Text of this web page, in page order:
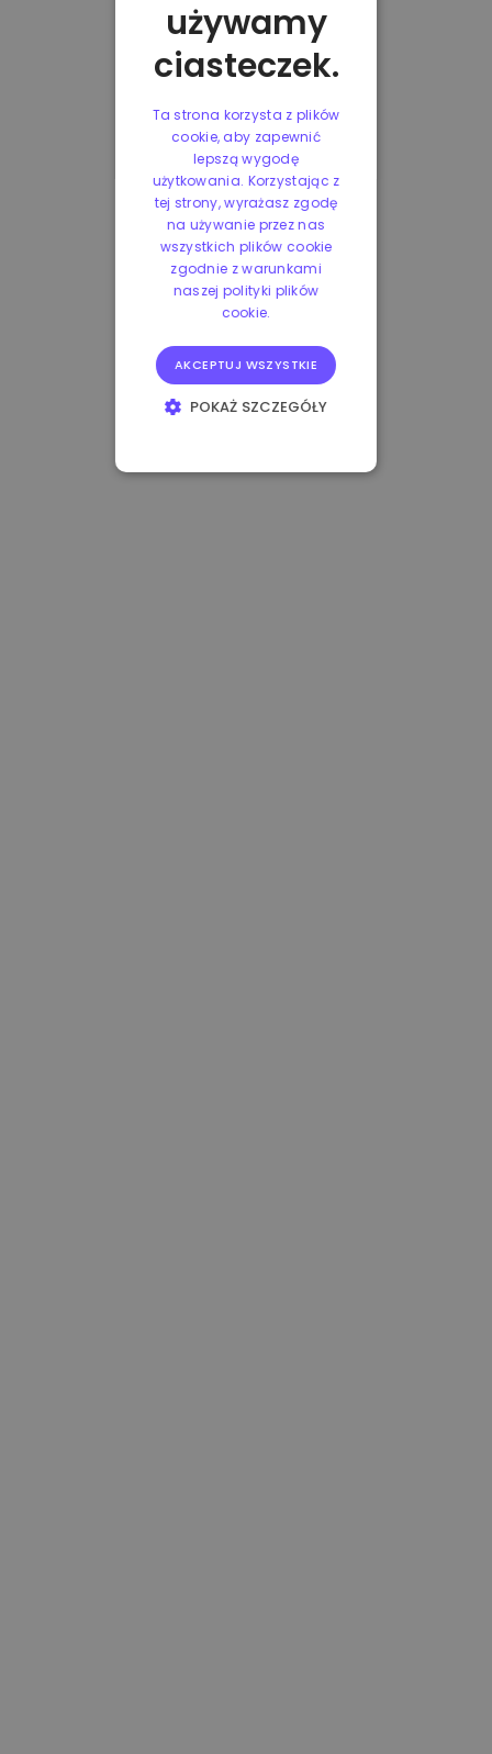
używamy
ciasteczek.
Ta strona korzysta z plików
cookie, aby zapewnić
lepszą wygodę
użytkowania. Korzystając z
tej strony, wyrażasz zgodę
na używanie przez nas
wszystkich plików cookie
zgodnie z warunkami
naszej polityki plików
cookie.
AKCEPTUJ WSZYSTKIE
POKAŻ SZCZEGÓŁY